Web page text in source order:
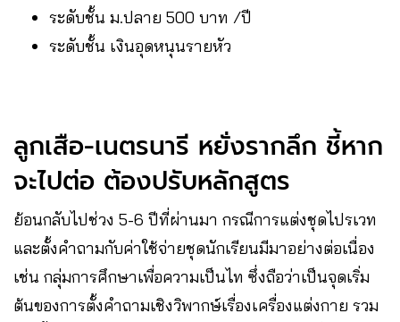
ระดับชั้น ม.ปลาย 500 บาท /ปี
ระดับชั้น เงินอุดหนุนรายหัว
ลูกเสือ-เนตรนารี หยั่งรากลึก ชี้หาก
จะไปต่อ ต้องปรับหลักสูตร
ย้อนกลับไปช่วง 5-6 ปีที่ผ่านมา กรณีการแต่งชุดไปรเวท
และตั้งคำถามกับค่าใช้จ่ายชุดนักเรียนมีมาอย่างต่อเนื่อง
เช่น กลุ่มการศึกษาเพื่อความเป็นไท ซึ่งถือว่าเป็นจุดเริ่ม
ต้นของการตั้งคำถามเชิงวิพากษ์เรื่องเครื่องแต่งกาย รวม